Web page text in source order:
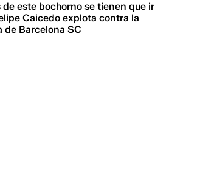
de este bochorno se tienen que ir
Caicedo explota contra la
de Barcelona SC